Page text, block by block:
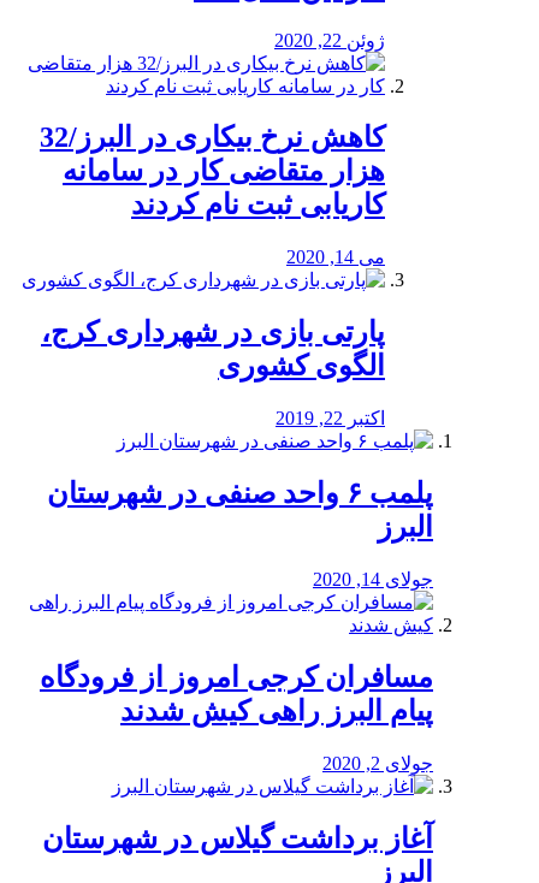
ژوئن 22, 2020
کاهش نرخ بیکاری در البرز/32
هزار متقاضی کار در سامانه
کاریابی ثبت نام کردند
می 14, 2020
پارتی بازی در شهرداری کرج،
الگوی کشوری
اکتبر 22, 2019
پلمب ۶ واحد صنفی در شهرستان
البرز
جولای 14, 2020
مسافران کرجی امروز از فرودگاه
پیام البرز راهی کیش شدند
جولای 2, 2020
آغاز برداشت گیلاس در شهرستان
البرز